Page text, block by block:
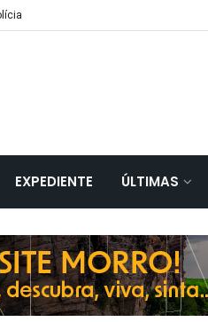
EXPEDIENTE ÚLTIMAS